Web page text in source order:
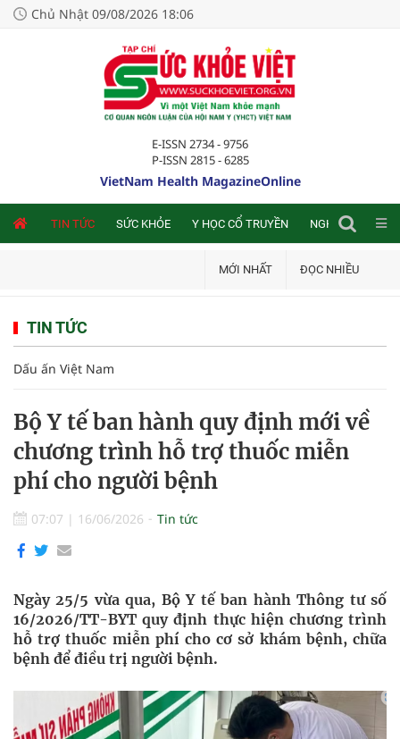
Chủ Nhật 09/08/2026 18:06
E-ISSN 2734 - 9756
P-ISSN 2815 - 6285
VietNam Health MagazineOnline
TIN TỨC SỨC KHỎE Y HỌC CỔ TRUYỀN NGHIÊN CỨU
MỚI NHẤT ĐỌC NHIỀU
TIN TỨC
Dấu ấn Việt Nam
Bộ Y tế ban hành quy định mới về
chương trình hỗ trợ thuốc miễn
phí cho người bệnh
07:07 | 16/06/2026 Tin tức
Ngày 25/5 vừa qua, Bộ Y tế ban hành Thông tư số
16/2026/TT-BYT quy định thực hiện chương trình
hỗ trợ thuốc miễn phí cho cơ sở khám bệnh, chữa
bệnh để điều trị người bệnh.